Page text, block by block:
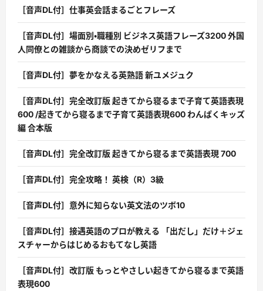
［音声DL付］仕事英会話まるごとフレーズ
［音声DL付］場面別・職種別 ビジネス英語フレーズ3200 外国
人同僚との雑談から商談での決めゼリフまで
［音声DL付］夢をかなえる英熟語 新ユメジュク
［音声DL付］完全改訂版 起きてから寝るまで子育て英語表現
600 /起きてから寝るまで子育て英語表現600 わんぱくキッズ
編 合本版
［音声DL付］完全改訂版 起きてから寝るまで英語表現 700
［音声DL付］完全攻略！ 英検（R）3級
［音声DL付］意外に知らない英文法のツボ10
［音声DL付］接遇英語のプロが教える 「出だし」だけ＋ジェ
スチャーからはじめるおもてなし英語
［音声DL付］改訂版 もっとやさしい起きてから寝るまで英語
表現600